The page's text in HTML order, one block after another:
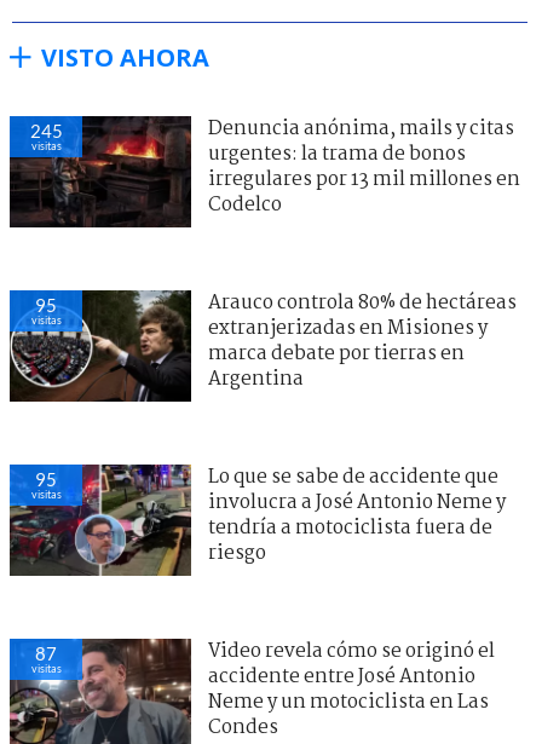
VISTO AHORA
245
visitas
Denuncia anónima, mails y citas
urgentes: la trama de bonos
irregulares por 13 mil millones en
Codelco
95
visitas
Arauco controla 80% de hectáreas
extranjerizadas en Misiones y
marca debate por tierras en
Argentina
95
visitas
Lo que se sabe de accidente que
involucra a José Antonio Neme y
tendría a motociclista fuera de
riesgo
87
visitas
Video revela cómo se originó el
accidente entre José Antonio
Neme y un motociclista en Las
Condes